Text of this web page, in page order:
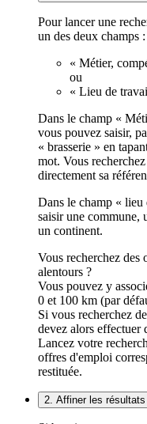
Pour lancer une
un des deux champs :
« Métier,
ou
« Lieu de
Dans le champ «
vous pouvez saisir,
« brasserie » en
mot. Vous
directement sa
Dans le champ «
saisir une commune,
un continent.
Vous recherchez des
alentours ?
Vous pouvez y
0 et 100 km (par
Si vous recherchez
devez alors effectuer
Lancez votre
offres d'emploi
restituée.
2. Affiner les